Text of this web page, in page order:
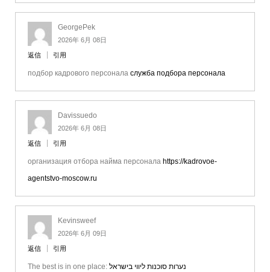
GeorgePek
2026年 6月 08日
返信 引用
подбор кадрового персонала служба подбора персонала
Davissuedo
2026年 6月 08日
返信 引用
организация отбора найма персонала https://kadrovoe-
agentstvo-moscow.ru
Kevinsweef
2026年 6月 09日
返信 引用
The best is in one place: נערות סוכנות ליווי בישראל